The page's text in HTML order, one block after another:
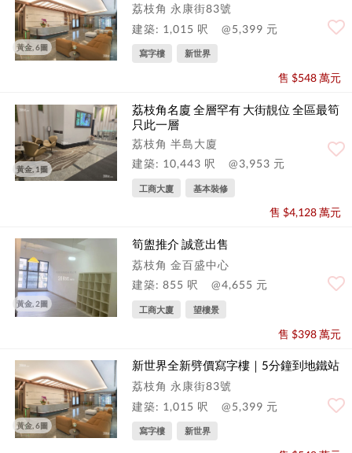
黃金, 6圖
荔枝角 永康街83號
建築: 1,015 呎
@5,399 元
寫字樓 新世界
售 $548 萬元
黃金, 1圖
荔枝角名廈 全層罕有 大街靚位 全區最筍
只此一層
荔枝角 半島大廈
建築: 10,443 呎
@3,953 元
工商大廈 基本裝修
售 $4,128 萬元
黃金, 2圖
筍盥推介 誠意出售
荔枝角 金百盛中心
建築: 855 呎
@4,655 元
工商大廈 望樓景
售 $398 萬元
黃金, 6圖
新世界全新劈價寫字樓｜5分鐘到地鐵站
荔枝角 永康街83號
建築: 1,015 呎
@5,399 元
寫字樓 新世界